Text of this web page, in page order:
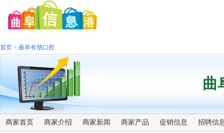
首页 > 曲阜有朋口腔
曲
商家首页 商家介绍 商家新闻 商家产品 促销信息 招聘信